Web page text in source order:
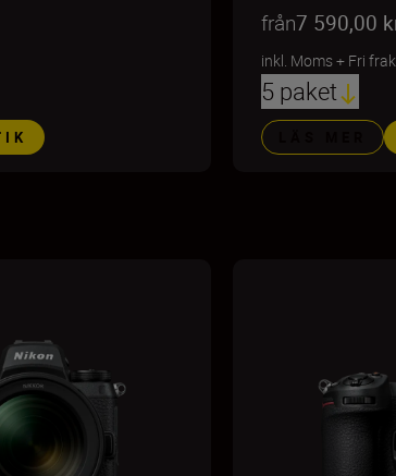
från7 590,00
inkl. Moms+ Fri
5 paket